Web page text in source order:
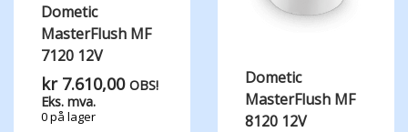
Dometic
MasterFlush MF
7120 12V
kr7.610,00 OBS!
Eks. mva.
0 på lager
Dometic
MasterFlush MF
8120 12V